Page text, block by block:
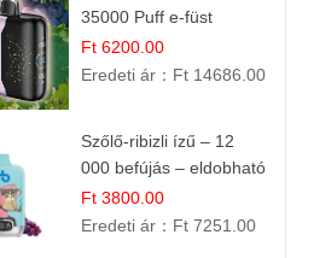
35000 Puff e-füst
Ft 6200.00
Eredeti ár： Ft 14686.00
Szőlő-ribizli ízű – 12
000 befújás – eldobható
e cigi
Ft 3800.00
Eredeti ár： Ft 7251.00